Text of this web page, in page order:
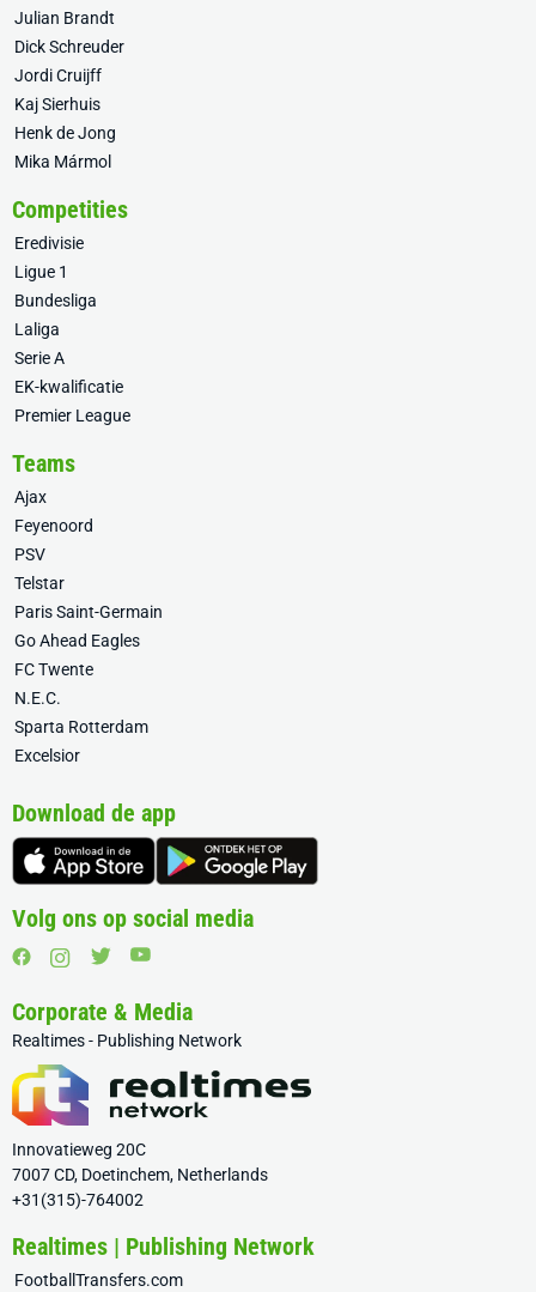
Julian Brandt
Dick Schreuder
Jordi Cruijff
Kaj Sierhuis
Henk de Jong
Mika Mármol
Competities
Eredivisie
Ligue 1
Bundesliga
Laliga
Serie A
EK-kwalificatie
Premier League
Teams
Ajax
Feyenoord
PSV
Telstar
Paris Saint-Germain
Go Ahead Eagles
FC Twente
N.E.C.
Sparta Rotterdam
Excelsior
Download de app
Volg ons op social media
Corporate & Media
Realtimes - Publishing Network
Innovatieweg 20C
7007 CD, Doetinchem, Netherlands
+31(315)-764002
Realtimes | Publishing Network
FootballTransfers.com